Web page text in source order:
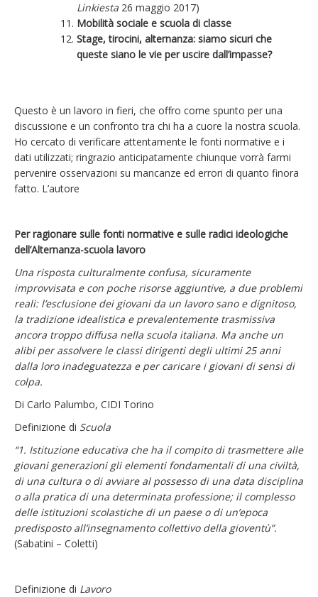
Linkiesta 26 maggio 2017)
Mobilità sociale e scuola di classe
Stage, tirocini, alternanza: siamo sicuri che
queste siano le vie per uscire dall’impasse?
Questo è un lavoro in fieri, che offro come spunto per una
discussione e un confronto tra chi ha a cuore la nostra scuola.
Ho cercato di verificare attentamente le fonti normative e i
dati utilizzati; ringrazio anticipatamente chiunque vorrà farmi
pervenire osservazioni su mancanze ed errori di quanto finora
fatto. L’autore
Per ragionare sulle fonti normative e sulle radici ideologiche
dell’Alternanza-scuola lavoro
Una risposta culturalmente confusa, sicuramente
improvvisata e con poche risorse aggiuntive, a due problemi
reali: l’esclusione dei giovani da un lavoro sano e dignitoso,
la tradizione idealistica e prevalentemente trasmissiva
ancora troppo diffusa nella scuola italiana. Ma anche un
alibi per assolvere le classi dirigenti degli ultimi 25 anni
dalla loro inadeguatezza e per caricare i giovani di sensi di
colpa.
Di Carlo Palumbo, CIDI Torino
Definizione di Scuola
“1. Istituzione educativa che ha il compito di trasmettere alle
giovani generazioni gli elementi fondamentali di una civiltà,
di una cultura o di avviare al possesso di una data disciplina
o alla pratica di una determinata professione; il complesso
delle istituzioni scolastiche di un paese o di un’epoca
predisposto all’insegnamento collettivo della gioventù”.
(Sabatini – Coletti)
Definizione di Lavoro